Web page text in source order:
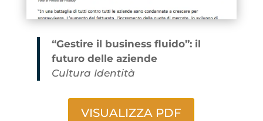
“Gestire il business fluido”: il
futuro delle aziende
Cultura Identità
VISUALIZZA PDF